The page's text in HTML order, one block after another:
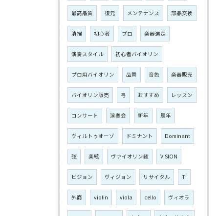
最高品質 復元 メンテナンス 部品交換
清掃 初心者 プロ 楽器選定
演奏スタイル 初心者バイオリン
プロ用バイオリン 品質 音色 楽器販売
バイオリン販売 弓 おすすめ レッスン
コンサート 演奏会 新年 辰年
ヴィルトゥオーゾ ドミナント Dominant
弦 楽絃 ヴァイオリン絃 VISION
ビジョン ヴィジョン リサイタル Ti
外商 violin viola cello ヴィオラ